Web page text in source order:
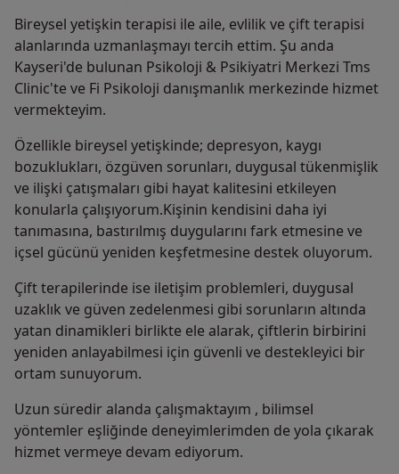
Bireysel yetişkin terapisi ile aile, evlilik ve çift terapisi
alanlarında uzmanlaşmayı tercih ettim. Şu anda
Kayseri'de bulunan Psikoloji & Psikiyatri Merkezi Tms
Clinic'te ve Fi Psikoloji danışmanlık merkezinde hizmet
vermekteyim.
Özellikle bireysel yetişkinde; depresyon, kaygı
bozuklukları, özgüven sorunları, duygusal tükenmişlik
ve ilişki çatışmaları gibi hayat kalitesini etkileyen
konularla çalışıyorum.Kişinin kendisini daha iyi
tanımasına, bastırılmış duygularını fark etmesine ve
içsel gücünü yeniden keşfetmesine destek oluyorum.
Çift terapilerinde ise iletişim problemleri, duygusal
uzaklık ve güven zedelenmesi gibi sorunların altında
yatan dinamikleri birlikte ele alarak, çiftlerin birbirini
yeniden anlayabilmesi için güvenli ve destekleyici bir
ortam sunuyorum.
Uzun süredir alanda çalışmaktayım , bilimsel
yöntemler eşliğinde deneyimlerimden de yola çıkarak
hizmet vermeye devam ediyorum.